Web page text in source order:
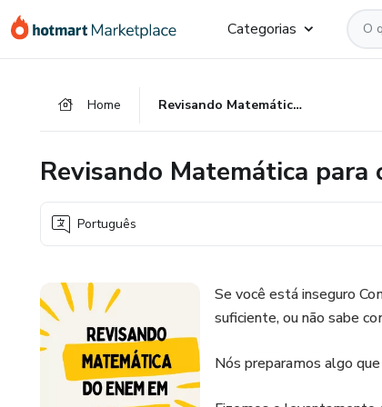
para
para
para
Categorias
Home Revisando Matemática para o ENEM em 30 dias
Revisando Matemática para
Português
Se você está inseguro
suficiente, ou não sabe
Nós preparamos algo